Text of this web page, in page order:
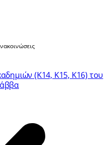
(Κ14, Κ15, Κ16) του